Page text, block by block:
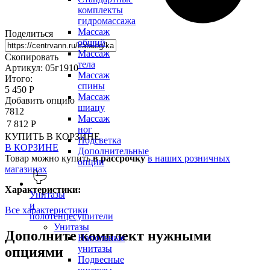
комплекты
гидромассажа
Массаж
общий
Массаж
тела
Массаж
спины
Массаж
шиацу
Массаж
ног
Подсветка
Дополнительные
опции
Унитазы
и
полотенцесушители
Унитазы
Напольные
унитазы
Подвесные
Поделиться
Скопировать
Артикул: 05г1910
Итого:
5 450 Р
Добавить опцию
7812
7 812 Р
КУПИТЬ В КОРЗИНЕ
В КОРЗИНЕ
Товар можно купитьв рассрочку в наших розничных
магазинах
Характеристики:
Все характеристики
Дополните комплект нужными
опциями